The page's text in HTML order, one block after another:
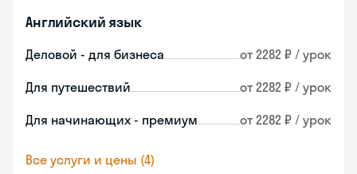
Английский язык
Деловой - для бизнеса от 2282 ₽ / урок
Для путешествий от 2282 ₽ / урок
Для начинающих - премиум от 2282 ₽ / урок
Все услуги и цены (4)